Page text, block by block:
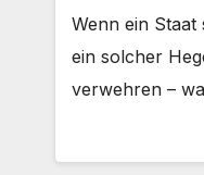
Wenn ein
ein solcher
verwehren –